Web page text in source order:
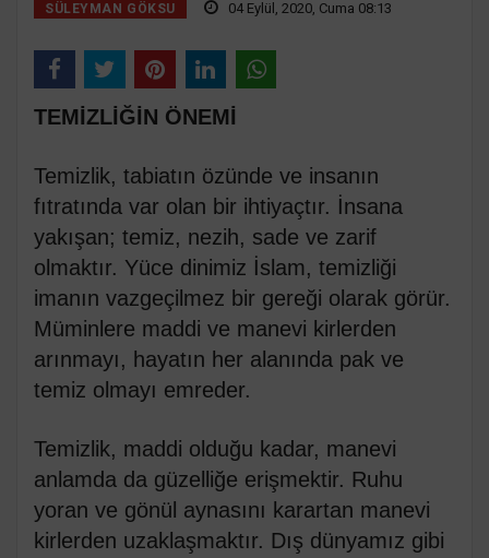
SÜLEYMAN GÖKSU 04 Eylül, 2020, Cuma 08:13
TEMİZLİĞİN ÖNEMİ
Temizlik, tabiatın özünde ve insanın
fıtratında var olan bir ihtiyaçtır. İnsana
yakışan; temiz, nezih, sade ve zarif
olmaktır. Yüce dinimiz İslam, temizliği
imanın vazgeçilmez bir gereği olarak görür.
Müminlere maddi ve manevi kirlerden
arınmayı, hayatın her alanında pak ve
temiz olmayı emreder.
Temizlik, maddi olduğu kadar, manevi
anlamda da güzelliğe erişmektir. Ruhu
yoran ve gönül aynasını karartan manevi
kirlerden uzaklaşmaktır. Dış dünyamız gibi